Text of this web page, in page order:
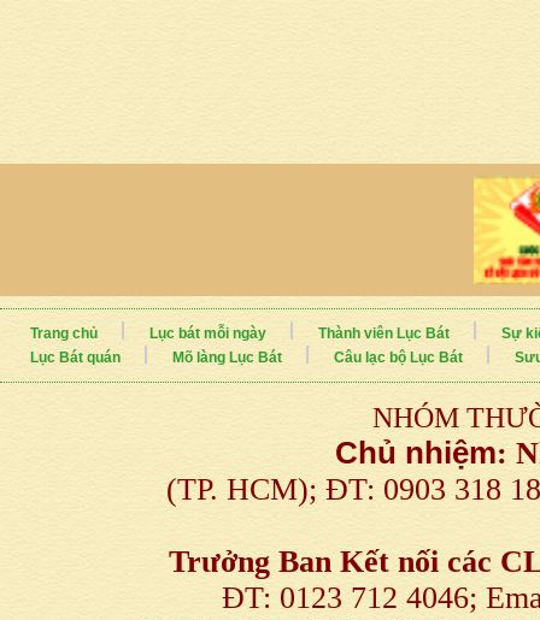
Trang chủ Lục bát mỗi ngày Thành viên Lục Bát
Sự
Lục Bát quán
Mõ làng Lục Bát Câu lạc bộ Lục Bát
NHÓM
Chủ nhiệm:
(TP. HCM); ĐT: 0903 318
Trưởng Ban Kết nối các
ĐT: 0123 712 4046;